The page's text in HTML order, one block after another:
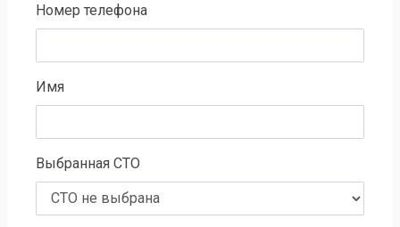
Номер телефона
Имя
Выбранная СТО